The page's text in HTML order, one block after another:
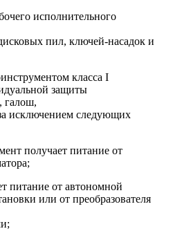
исполнительного
пил, ключей-насадок и
класса I
защиты
галош,
исключением следующих
получает питание от
питание от автономной
или от преобразователя